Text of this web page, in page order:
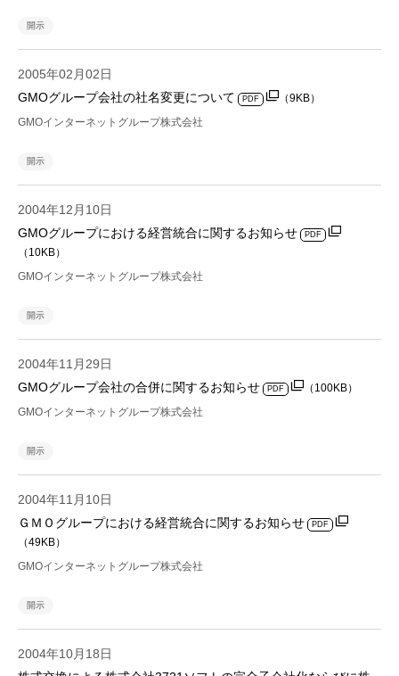
開示
2005年02月02日
GMOグループ会社の社名変更について
PDF
（9KB）
GMOインターネットグループ株式会社
開示
2004年12月10日
GMOグループにおける経営統合に関するお知らせ
PDF
（10KB）
GMOインターネットグループ株式会社
開示
2004年11月29日
GMOグループ会社の合併に関するお知らせ
PDF
（100KB）
GMOインターネットグループ株式会社
開示
2004年11月10日
ＧＭＯグループにおける経営統合に関するお知らせ
PDF
（49KB）
GMOインターネットグループ株式会社
開示
2004年10月18日